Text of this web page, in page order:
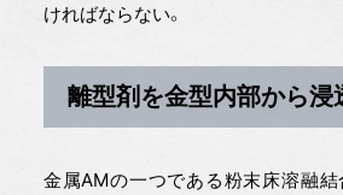
ければならない。
離型剤を金型内部から浸
金属AMの一つである粉末床溶融結